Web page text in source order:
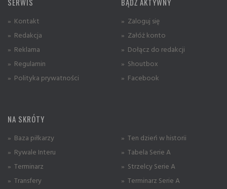
» Kontakt
» Redakcja
» Reklama
» Regulamin
» Polityka prywatności
» Zaloguj się
» Załóż konto
» Dołącz do redakcji
» Shoutbox
» Facebook
NA SKRÓTY
» Baza piłkarzy
» Rywale Interu
» Terminarz
» Transfery
» Ten dzień w historii
» Tabela Serie A
» Strzelcy Serie A
» Terminarz Serie A